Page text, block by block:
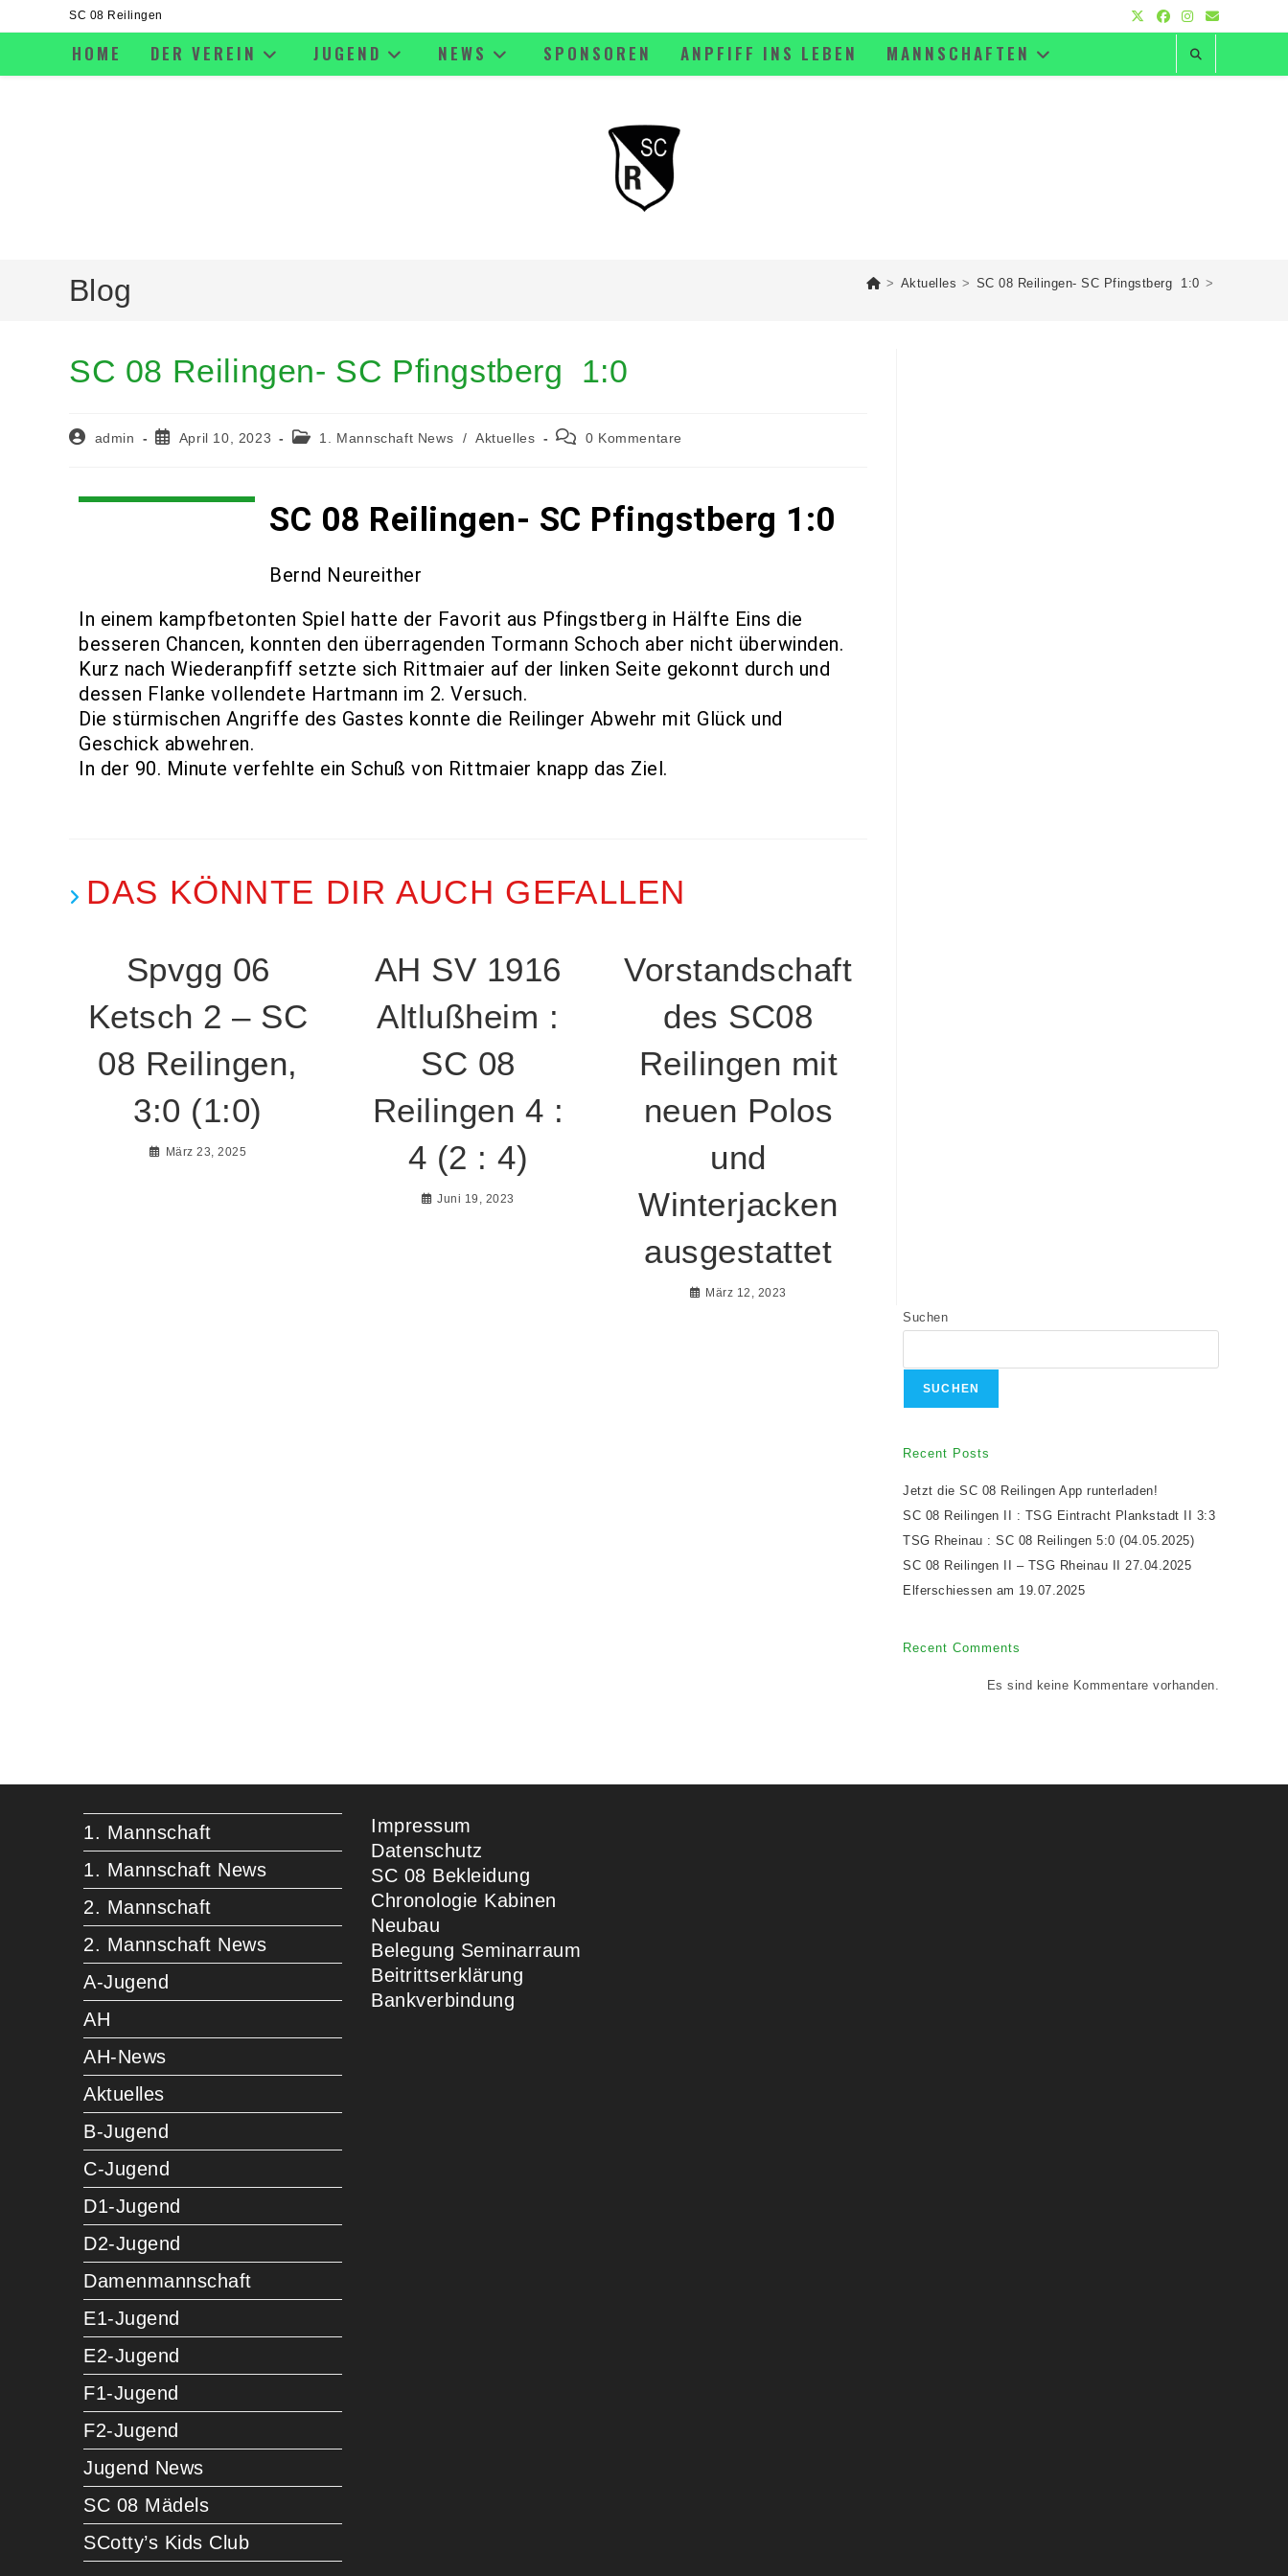
SC 08 Reilingen
HOME DER VEREIN JUGEND NEWS SPONSOREN ANPFIFF INS LEBEN MANNSCHAFTEN
Blog > Aktuelles > SC 08 Reilingen- SC Pfingstberg 1:0 >
SC 08 Reilingen- SC Pfingstberg 1:0
admin April 10, 2023 1. Mannschaft News / Aktuelles 0 Kommentare
SC 08 Reilingen- SC Pfingstberg 1:0
Bernd Neureither
In einem kampfbetonten Spiel hatte der Favorit aus Pfingstberg in Hälfte Eins die
besseren Chancen, konnten den überragenden Tormann Schoch aber nicht überwinden.
Kurz nach Wiederanpfiff setzte sich Rittmaier auf der linken Seite gekonnt durch und
dessen Flanke vollendete Hartmann im 2. Versuch.
Die stürmischen Angriffe des Gastes konnte die Reilinger Abwehr mit Glück und
Geschick abwehren.
In der 90. Minute verfehlte ein Schuß von Rittmaier knapp das Ziel.
DAS KÖNNTE DIR AUCH GEFALLEN
Spvgg 06
Ketsch 2 – SC
08 Reilingen,
3:0 (1:0)
März 23, 2025
AH SV 1916
Altlußheim :
SC 08
Reilingen 4 :
4 (2 : 4)
Juni 19, 2023
Vorstandschaft
des SC08
Reilingen mit
neuen Polos
und
Winterjacken
ausgestattet
März 12, 2023
Suchen
SUCHEN
Recent Posts
Jetzt die SC 08 Reilingen App runterladen!
SC 08 Reilingen II : TSG Eintracht Plankstadt II 3:3
TSG Rheinau : SC 08 Reilingen 5:0 (04.05.2025)
SC 08 Reilingen II – TSG Rheinau II 27.04.2025
Elferschiessen am 19.07.2025
Recent Comments
Es sind keine Kommentare vorhanden.
1. Mannschaft
1. Mannschaft News
2. Mannschaft
2. Mannschaft News
A-Jugend
AH
AH-News
Aktuelles
B-Jugend
C-Jugend
D1-Jugend
D2-Jugend
Damenmannschaft
E1-Jugend
E2-Jugend
F1-Jugend
F2-Jugend
Jugend News
SC 08 Mädels
SCotty’s Kids Club
Impressum
Datenschutz
SC 08 Bekleidung
Chronologie Kabinen
Neubau
Belegung Seminarraum
Beitrittserklärung
Bankverbindung